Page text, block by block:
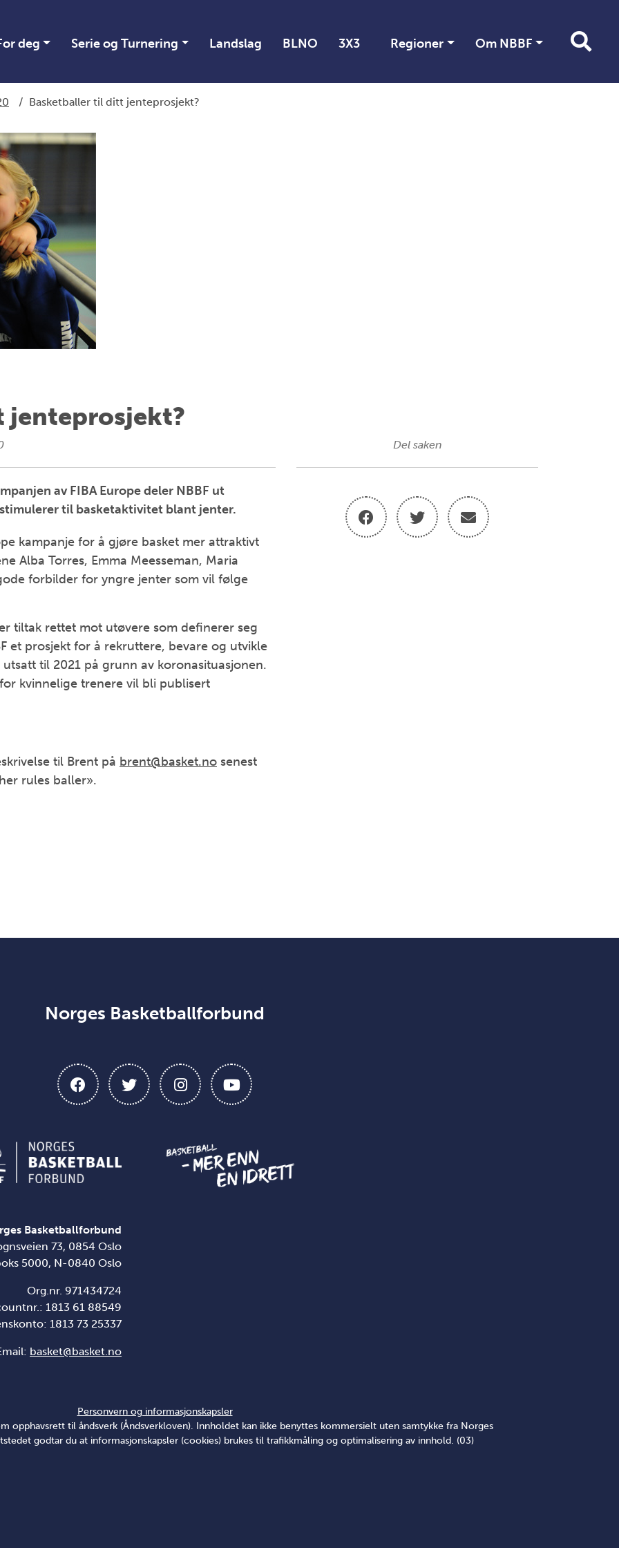
deg Serie og Turnering Landslag BLNO 3X3 Regioner Om NBBF
/ Basketballer til ditt jenteprosjekt?
av FIBA Europe deler NBBF ut
til basketaktivitet blant jenter.
kampanje for å gjøre basket mer attraktivt
Alba Torres, Emma Meesseman, Maria
forbilder for yngre jenter som vil følge
tiltak rettet mot utøvere som definerer seg
et prosjekt for å rekruttere, bevare og utvikle
til 2021 på grunn av koronasituasjonen.
kvinnelige trenere vil bli publisert
til Brent på brent@basket.no senest
rules baller».
Del saken
Norges Basketballforbund
Basketballforbund
73, 0854 Oslo
5000, N-0840 Oslo
Org.nr. 971434724
1813 61 88549
1813 73 25337
basket@basket.no
Personvern og informasjonskapsler
opphavsrett til åndsverk (Åndsverkloven). Innholdet kan ikke benyttes kommersielt uten samtykke fra Norges
godtar du at informasjonskapsler (cookies) brukes til trafikkmåling og optimalisering av innhold. (03)